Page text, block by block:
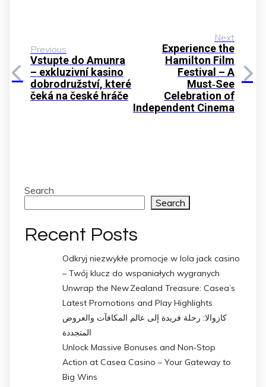
Previous
Vstupte do Amunra
– exkluzivní kasino
dobrodružství, které
čeká na české hráče
Next
Experience the
Hamilton Film
Festival – A
Must‑See
Celebration of
Independent Cinema
Search
Search
Recent Posts
Odkryj niezwykłe promocje w lola jack casino
– Twój klucz do wspaniałych wygranych
Unwrap the New Zealand Treasure: Casea’s
Latest Promotions and Play Highlights
كازوالا: رحلة فريدة إلى عالم المكافآت والعروض
المتجددة
Unlock Massive Bonuses and Non‑Stop
Action at Casea Casino – Your Gateway to
Big Wins